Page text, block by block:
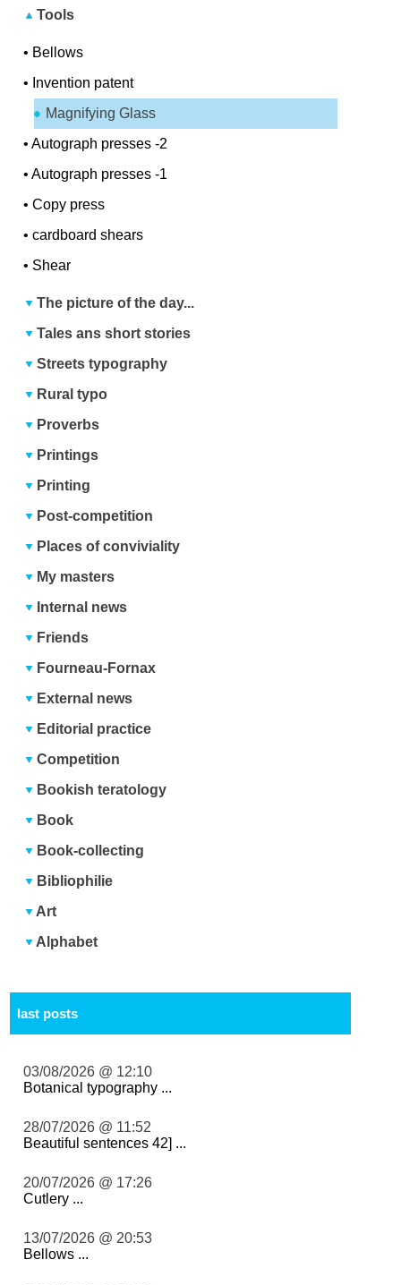
Tools
• Bellows
• Invention patent
Magnifying Glass
•Autograph presses -2
•Autograph presses -1
•Copy press
•cardboard shears
• Shear
The picture of the day...
Tales ans short stories
Streets typography
Rural typo
Proverbs
Printings
Printing
Post-competition
Places of conviviality
My masters
Internal news
Friends
Fourneau-Fornax
External news
Editorial practice
Competition
Bookish teratology
Book
Book-collecting
Bibliophilie
Art
Alphabet
last posts
03/08/2026 @ 12:10
Botanical typography ...
28/07/2026 @ 11:52
Beautiful sentences 42] ...
20/07/2026 @ 17:26
Cutlery ...
13/07/2026 @ 20:53
Bellows ...